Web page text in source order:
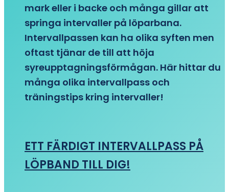
mark eller i backe och många gillar att
springa intervaller på löparbana.
Intervallpassen kan ha olika syften men
oftast tjänar de till att höja
syreupptagningsförmågan. Här hittar du
många olika intervallpass och
träningstips kring intervaller!
ETT FÄRDIGT INTERVALLPASS PÅ
LÖPBAND TILL DIG!